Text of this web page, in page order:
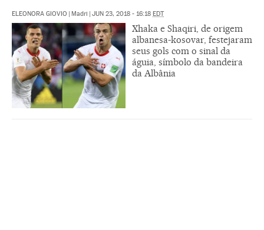
ELEONORA GIOVIO Madri JUN 23, 2018 - 16:18 EDT
Xhaka e Shaqiri, de origem
albanesa-kosovar, festejaram
seus gols com o sinal da
águia, símbolo da bandeira
da Albânia